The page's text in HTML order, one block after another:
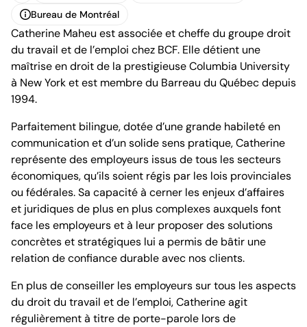
Carte de visite
Bureau de Montréal
Bureau de Montréal
1100, boulevard René-Lévesque Ouest, 25e étage
Montréal (Québec) H3B 5C9
Canada
Tél. (514) 397-8500
Fax. (514) 397-8515
info.bcf@bcf.ca
Catherine Maheu est associée et cheffe du groupe droit
du travail et de l’emploi chez BCF. Elle détient une
maîtrise en droit de la prestigieuse Columbia University
à New York et est membre du Barreau du Québec depuis
1994.
Parfaitement bilingue, dotée d’une grande habileté en
communication et d’un solide sens pratique, Catherine
représente des employeurs issus de tous les secteurs
économiques, qu’ils soient régis par les lois provinciales
ou fédérales. Sa capacité à cerner les enjeux d’affaires
et juridiques de plus en plus complexes auxquels font
face les employeurs et à leur proposer des solutions
concrètes et stratégiques lui a permis de bâtir une
relation de confiance durable avec nos clients.
En plus de conseiller les employeurs sur tous les aspects
du droit du travail et de l’emploi, Catherine agit
régulièrement à titre de porte-parole lors de